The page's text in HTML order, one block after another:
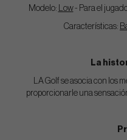
Modelo: Low- Para el
Características:
La
LA Golf se asocia con los
proporcionarle una